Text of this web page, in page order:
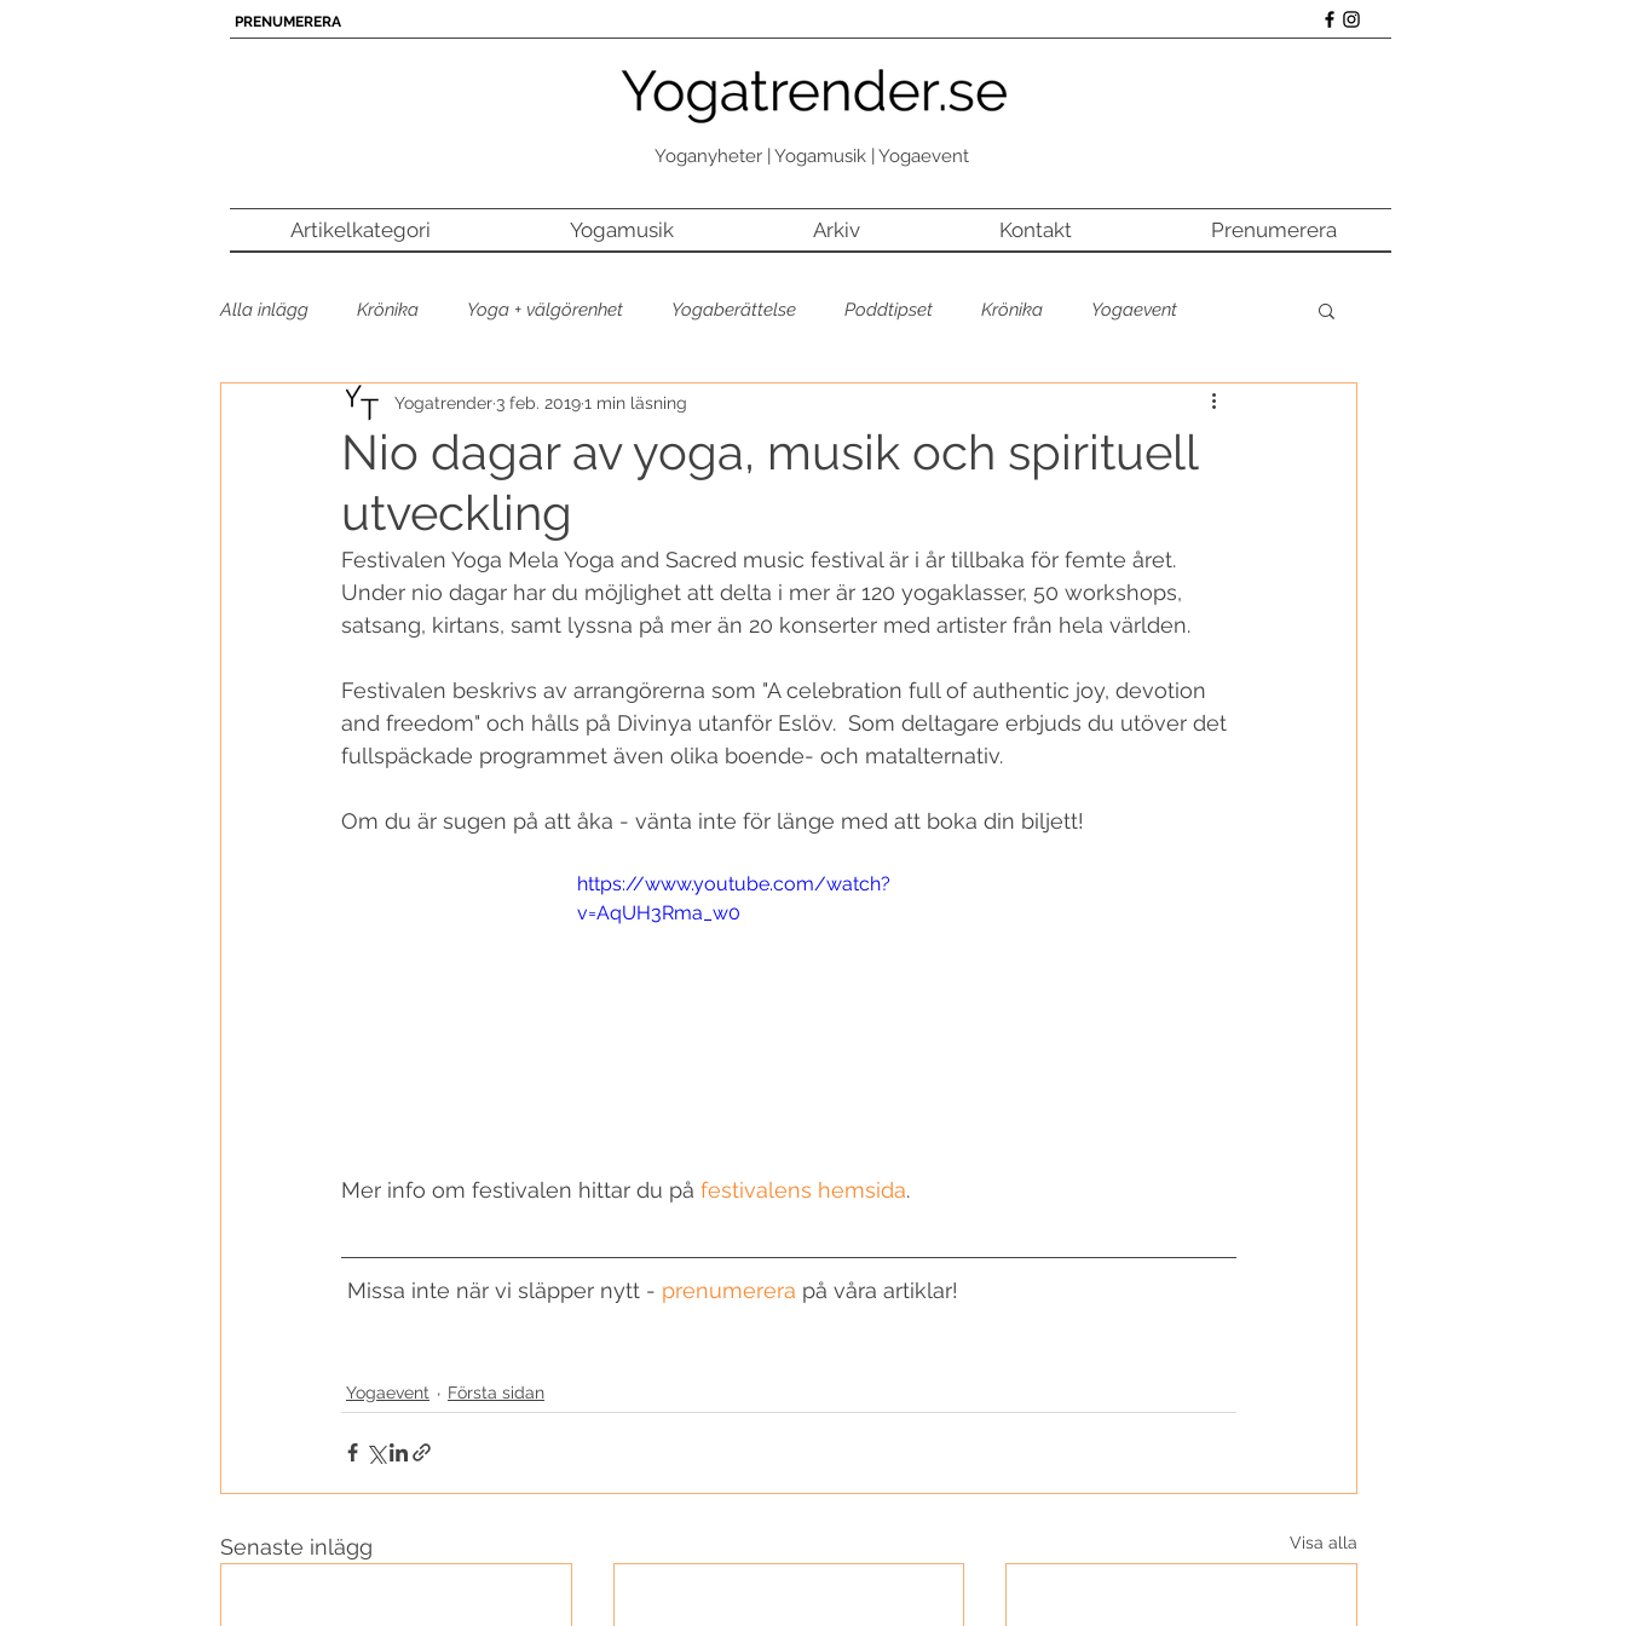
PRENUMERERA
Yoganyheter | Yogamusik | Yogaevent
Artikelkategori Yogamusik Arkiv Kontakt Prenumerera
Alla inlägg Krönika Yoga + välgörenhet Yogaberättelse Poddtipset Krönika Yogaevent
Poddtipset Yogamusik Yogaberättelse
Yogaprodukt Yogatrender provar
100 Yoga Teachers
Nio dagar av yoga, musik och spirituell
utveckling
Yogatrender 3 feb. 20191 min läsning
Festivalen Yoga Mela Yoga and Sacred music festival är i år tillbaka för femte året.
Under nio dagar har du möjlighet att delta i mer är 120 yogaklasser, 50 workshops,
satsang, kirtans, samt lyssna på mer än 20 konserter med artister från hela världen.
Festivalen beskrivs av arrangörerna som "A celebration full of authentic joy, devotion
and freedom" och hålls på Divinya utanför Eslöv.  Som deltagare erbjuds du utöver det
fullspäckade programmet även olika boende- och matalternativ.
Om du är sugen på att åka - vänta inte för länge med att boka din biljett!
https://www.youtube.com/watch?
v=AqUH3Rma_w0
Mer info om festivalen hittar du på festivalens hemsida.
Missa inte när vi släpper nytt - prenumerera på våra artiklar!
Yogaevent Första sidan
Senaste inlägg Visa alla